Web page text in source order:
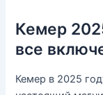
Кемер
все
Кемер в 2025